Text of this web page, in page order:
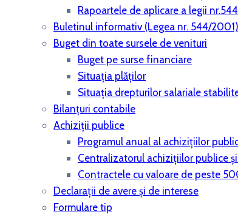
Rapoartele de aplicare a legii
Buletinul informativ (Legea nr. 544/2001)
Buget din toate sursele de venituri
Buget pe surse financiare
Situaţia plăţilor
Situaţia drepturilor salariale
Bilanţuri contabile
Achiziţii publice
Programul anual al achiziţiilor
Centralizatorul achiziţiilor publice
Contractele cu valoare de peste
Declaraţii de avere şi de interese
Formulare tip